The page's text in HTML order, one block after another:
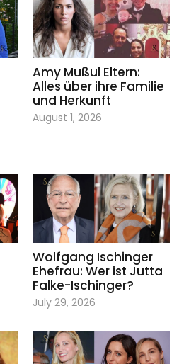
Amy Mußul Eltern:
Alles über ihre Familie
und Herkunft
August 1, 2026
Wolfgang Ischinger
Ehefrau: Wer ist Jutta
Falke-Ischinger?
July 29, 2026